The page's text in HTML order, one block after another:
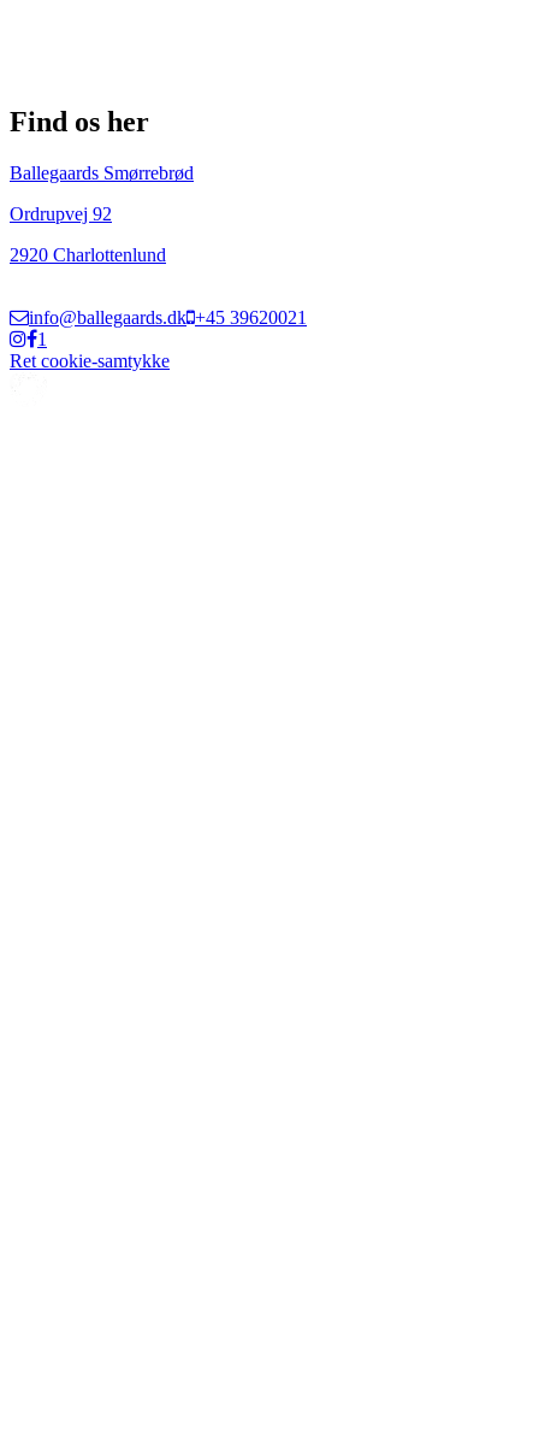
Find os her
Ballegaards Smørrebrød
Ordrupvej 92
2920 Charlottenlund
info@ballegaards.dk +45 39620021
1
Ret cookie-samtykke